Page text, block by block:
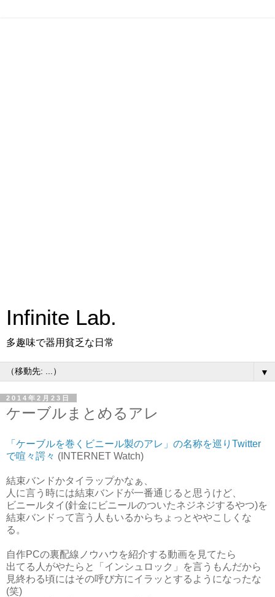
Infinite Lab.
多趣味で器用貧乏な日常
▼
2014年2月23日
ケーブルまとめるアレ
「ケーブルを巻くビニール製のアレ」の名称を巡りTwitter
で喧々諤々 (INTERNET Watch)
結束バンドかタイラップかなぁ、
人に言う時には結束バンドが一番通じると思うけど、
ビニールタイ(針金にビニールのついたネジネジするやつ)を
結束バンドって言う人もいるからちょっとややこしくな
る。
自作PCの裏配線ノウハウを紹介する動画を見てたら
出てる人がやたらと「インシュロック」を言うもんだから
見終わる頃にはその呼び方にイラッとするようになったな
(笑)